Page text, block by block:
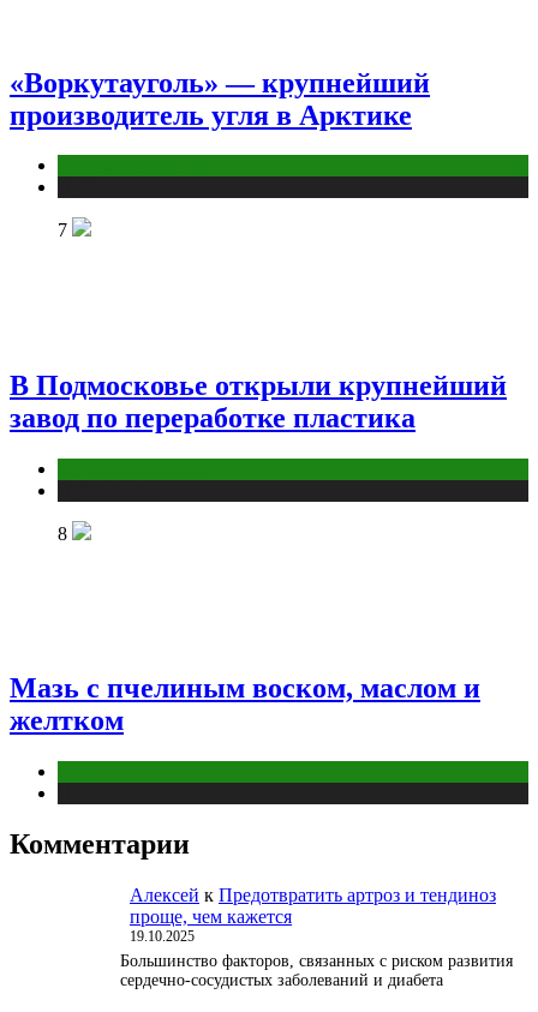
«Воркутауголь» — крупнейший
производитель угля в Арктике
7
В Подмосковье открыли крупнейший
завод по переработке пластика
8
Мазь с пчелиным воском, маслом и
желтком
Комментарии
Алексей к Предотвратить артроз и тендиноз
проще, чем кажется
19.10.2025
Большинство факторов, связанных с риском развития
сердечно-сосудистых заболеваний и диабета